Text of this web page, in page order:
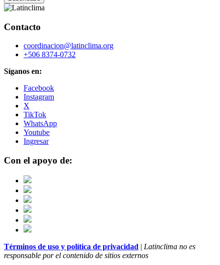
Contacto
coordinacion@latinclima.org
+506 8374-0732
Síganos en:
Facebook
Instagram
X
TikTok
WhatsApp
Youtube
Ingresar
Con el apoyo de:
Términos de uso y política de privacidad | Latinclima no es
responsable por el contenido de sitios externos